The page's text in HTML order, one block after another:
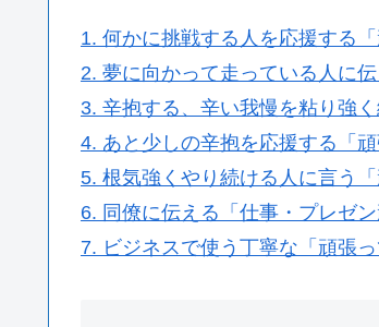
1. 何かに挑戦する人を応援する「
2. 夢に向かって走っている人に伝
3. 辛抱する、辛い我慢を粘り強
4. あと少しの辛抱を応援する「頑
5. 根気強くやり続ける人に言う「
6. 同僚に伝える「仕事・プレゼン
7. ビジネスで使う丁寧な「頑張っ